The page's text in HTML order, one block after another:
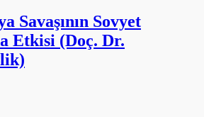
Savaşının Sovyet
Etkisi (Doç. Dr.